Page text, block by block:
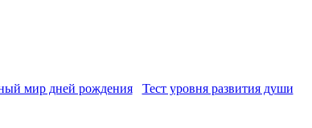
мир дней рождения Тест уровня развития души